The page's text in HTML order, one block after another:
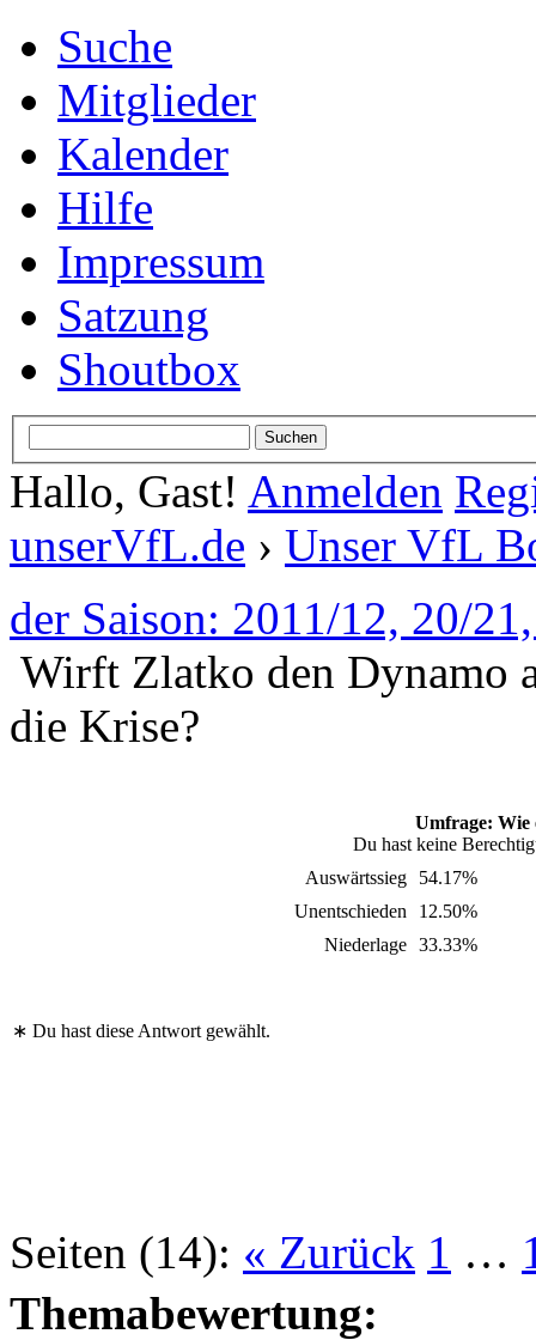
Suche
Mitglieder
Kalender
Hilfe
Impressum
Satzung
Shoutbox
Hallo, Gast! Anmelden
unserVfL.de › Unser VfL
der Saison: 2011/12, 20/
Wirft Zlatko den Dynamo
die Krise?
Umfrage: Wie
Du hast keine
Auswärtssieg
54.17%
Unentschieden
12.50%
Niederlage 33.33%
∗ Du hast diese Antwort gewählt.
Seiten (14): « Zurück 1 …
Themabewertung: